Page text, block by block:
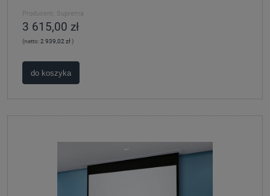
Producent: Suprema
3 615,00 zł
(netto:2 939,02 zł)
do koszyka